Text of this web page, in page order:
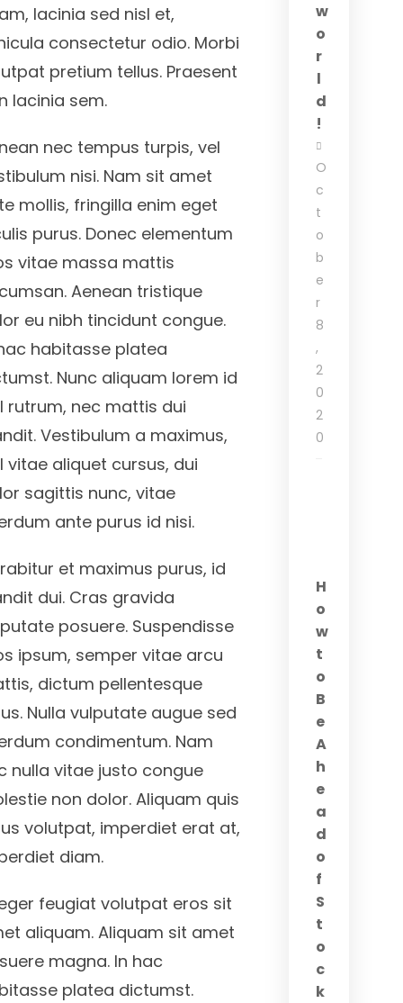
lacinia sed nisl et,
consectetur odio. Morbi
pretium tellus. Praesent
lacinia sem.
nec tempus turpis, vel
nisi. Nam sit amet
mollis, fringilla enim eget
purus. Donec elementum
vitae massa mattis
Aenean tristique
eu nibh tincidunt congue.
habitasse platea
Nunc aliquam lorem id
rutrum, nec mattis dui
Vestibulum a maximus,
vitae aliquet cursus, dui
sagittis nunc, vitae
ante purus id nisi.
et maximus purus, id
dui. Cras gravida
posuere. Suspendisse
ipsum, semper vitae arcu
dictum pellentesque
Nulla vulputate augue sed
condimentum. Nam
nulla vitae justo congue
non dolor. Aliquam quis
volutpat, imperdiet erat at,
diam.
feugiat volutpat eros sit
aliquam. Aliquam sit amet
magna. In hac
platea dictumst.
w
o
r
l
d
!
O
c
t
o
b
e
r
8
,
2
0
2
0
H
o
w
t
o
B
e
A
h
e
a
d
o
f
S
t
o
c
k